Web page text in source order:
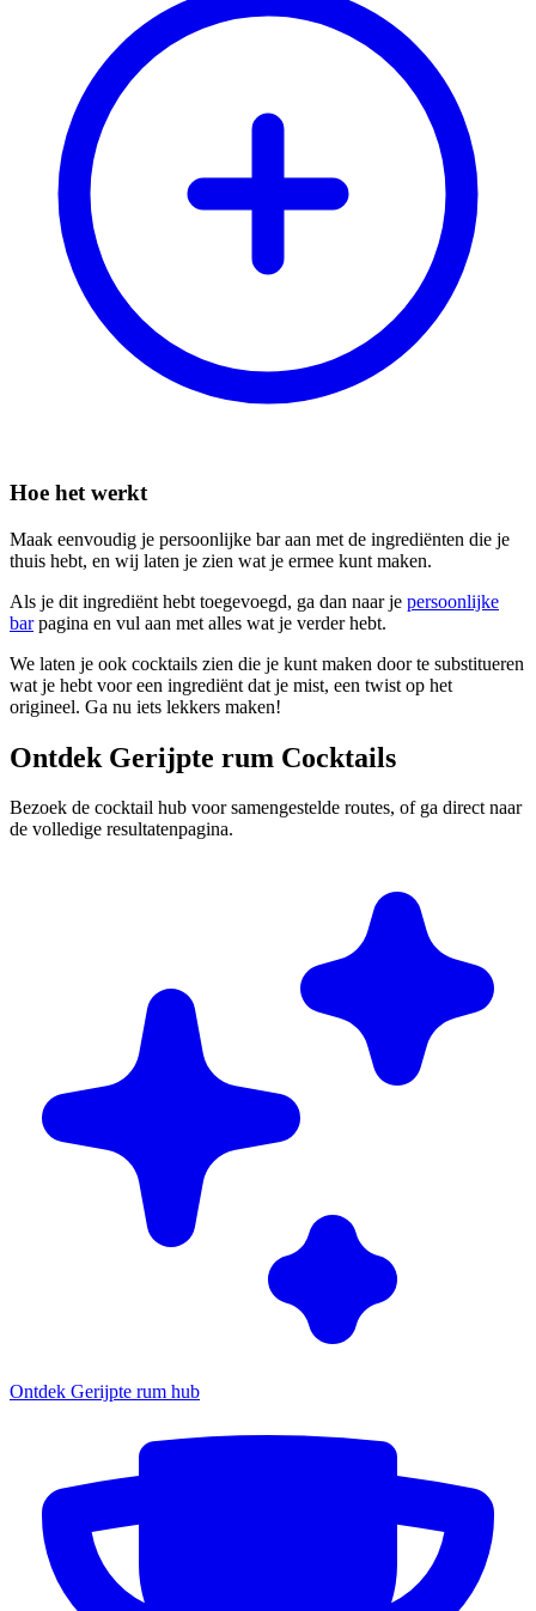
Hoe het werkt
Maak eenvoudig je persoonlijke bar aan met de ingrediënten die je
thuis hebt, en wij laten je zien wat je ermee kunt maken.
Als je dit ingrediënt hebt toegevoegd, ga dan naar je persoonlijke
barpagina en vul aan met alles wat je verder hebt.
We laten je ook cocktails zien die je kunt maken door te substitueren
wat je hebt voor een ingrediënt dat je mist, een twist op het
origineel. Ga nu iets lekkers maken!
Ontdek Gerijpte rum Cocktails
Bezoek de cocktail hub voor samengestelde routes, of ga direct naar
de volledige resultatenpagina.
Ontdek Gerijpte rum hub